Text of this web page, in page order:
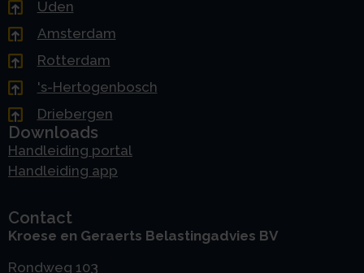
Uden
Amsterdam
Rotterdam
's-Hertogenbosch
Driebergen
Downloads
Handleiding portal
Handleiding app
Contact
Kroese en Geraerts Belastingadvies BV
Rondweg 103